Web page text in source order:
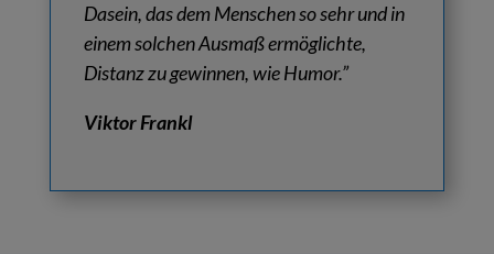
Dasein, das dem Menschen so sehr undin
einem solchen Ausmaß ermöglichte,
Distanz zu gewinnen, wie Humor.”
Viktor Frankl